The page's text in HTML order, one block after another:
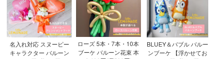
名入れ対応 スヌーピー
キャラクター バルーン
ローズ 5本・7本・10本
ブーケ バルーン花束 本
BLUEY＆バブル バルー
ンブーケ 【浮かせてお